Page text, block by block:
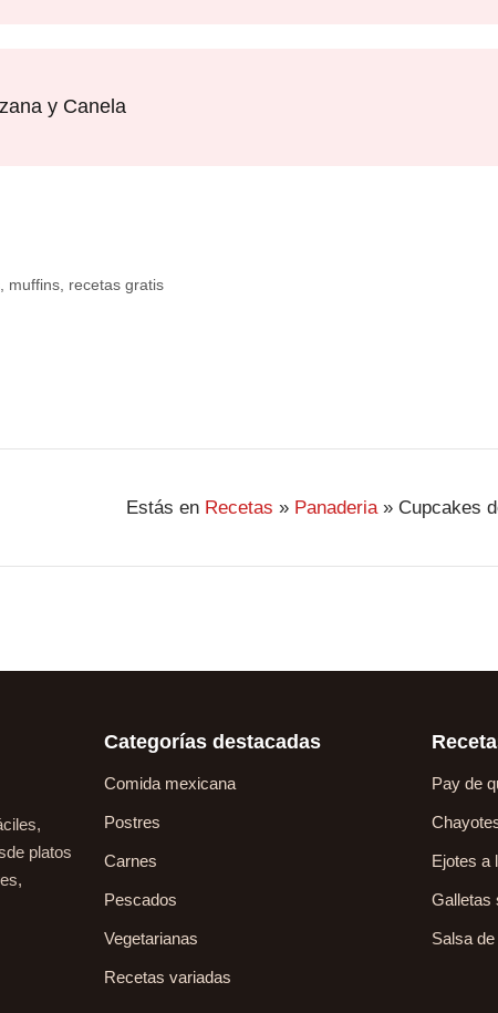
y Canela
, muffins, recetas gratis
Estás en Recetas » Panaderia» Cupcakes
platos
Categorías destacadas
Comida mexicana
Postres
Carnes
Pescados
Vegetarianas
Recetas variadas
Pay de
Ejotes a
Galletas
Salsa